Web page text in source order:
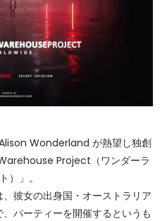
Wonderland が熱望し独創
Project（ワンダーラ
）」。
彼女の出身国・オーストラリア
パーティーを開催するというも